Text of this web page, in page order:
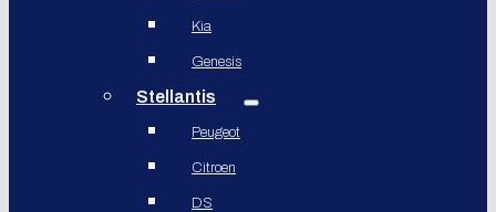
Kia
Genesis
Stellantis
Peugeot
Citroen
DS